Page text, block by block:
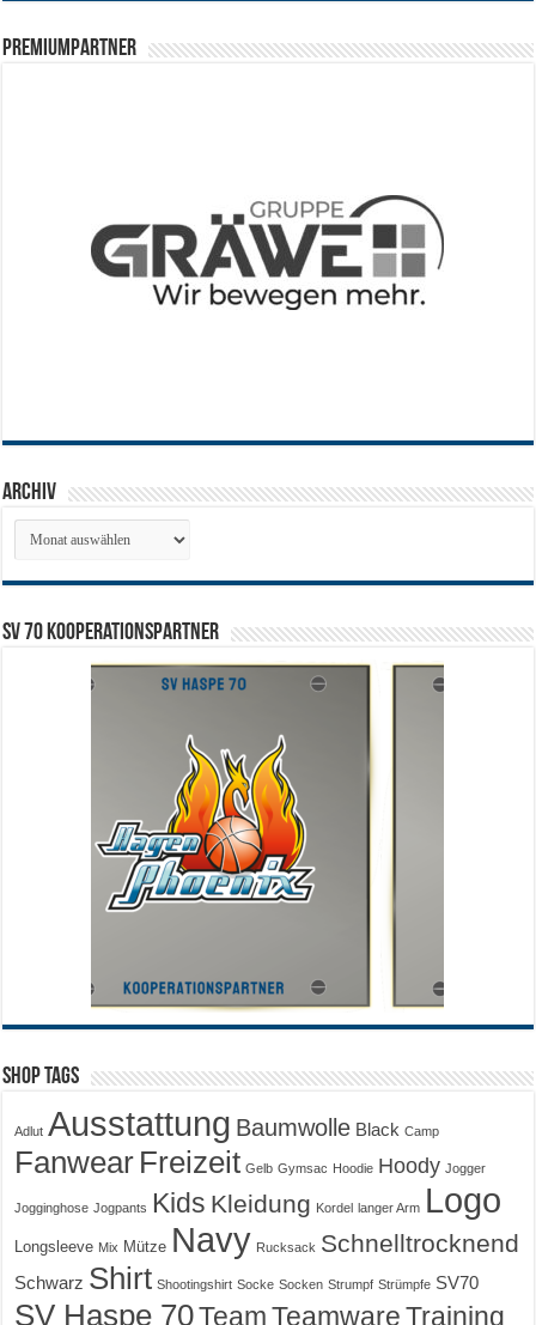
PREMIUMPARTNER
Archiv
Archiv
SV 70 Kooperationspartner
Shop Tags
Adlut Ausstattung Baumwolle Black Camp
Fanwear Freizeit Gelb Gymsac Hoodie Hoody Jogger
Jogginghose Jogpants Kids Kleidung Kordel langer Arm Logo
Longsleeve Mix Mütze Navy Rucksack Schnelltrocknend
Schwarz Shirt Shootingshirt Socke Socken Strumpf Strümpfe SV70
SV Haspe 70Team Teamware Training